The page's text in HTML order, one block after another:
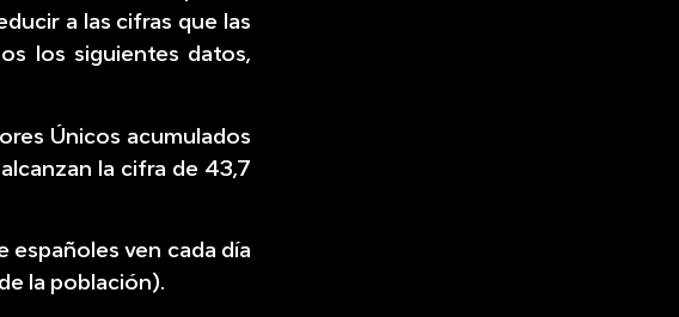
a las cifras que las
los siguientes datos,
Únicos acumulados
la cifra de 43,7
españoles ven cada día
la población).